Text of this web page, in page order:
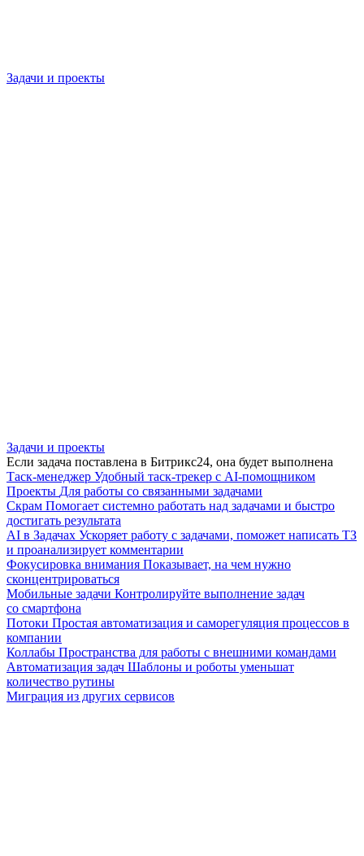
Задачи и проекты
Задачи и проекты
Если задача поставлена в Битрикс24, она будет выполнена
Таск-менеджер Удобный таск-трекер с AI-помощником
Проекты Для работы со связанными задачами
Скрам Помогает системно работать над задачами и быстро
достигать результата
AI в Задачах Ускоряет работу с задачами, поможет написать ТЗ
и проанализирует комментарии
Фокусировка внимания Показывает, на чем нужно
сконцентрироваться
Мобильные задачи Контролируйте выполнение задач
со смартфона
Потоки Простая автоматизация и саморегуляция процессов в
компании
Коллабы Пространства для работы с внешними командами
Автоматизация задач Шаблоны и роботы уменьшат
количество рутины
Миграция из других сервисов